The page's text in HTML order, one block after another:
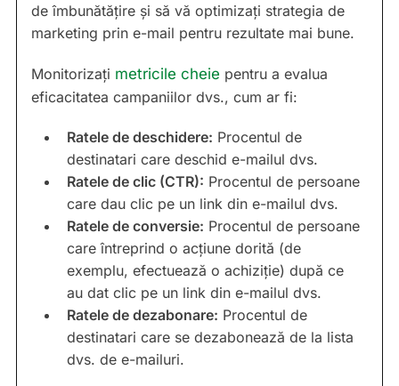
de îmbunătățire și să vă optimizați strategia de
marketing prin e-mail pentru rezultate mai bune.
Monitorizați metricile cheie pentru a evalua
eficacitatea campaniilor dvs., cum ar fi:
Ratele de deschidere: Procentul de
destinatari care deschid e-mailul dvs.
Ratele de clic (CTR): Procentul de persoane
care dau clic pe un link din e-mailul dvs.
Ratele de conversie: Procentul de persoane
care întreprind o acțiune dorită (de
exemplu, efectuează o achiziție) după ce
au dat clic pe un link din e-mailul dvs.
Ratele de dezabonare: Procentul de
destinatari care se dezabonează de la lista
dvs. de e-mailuri.